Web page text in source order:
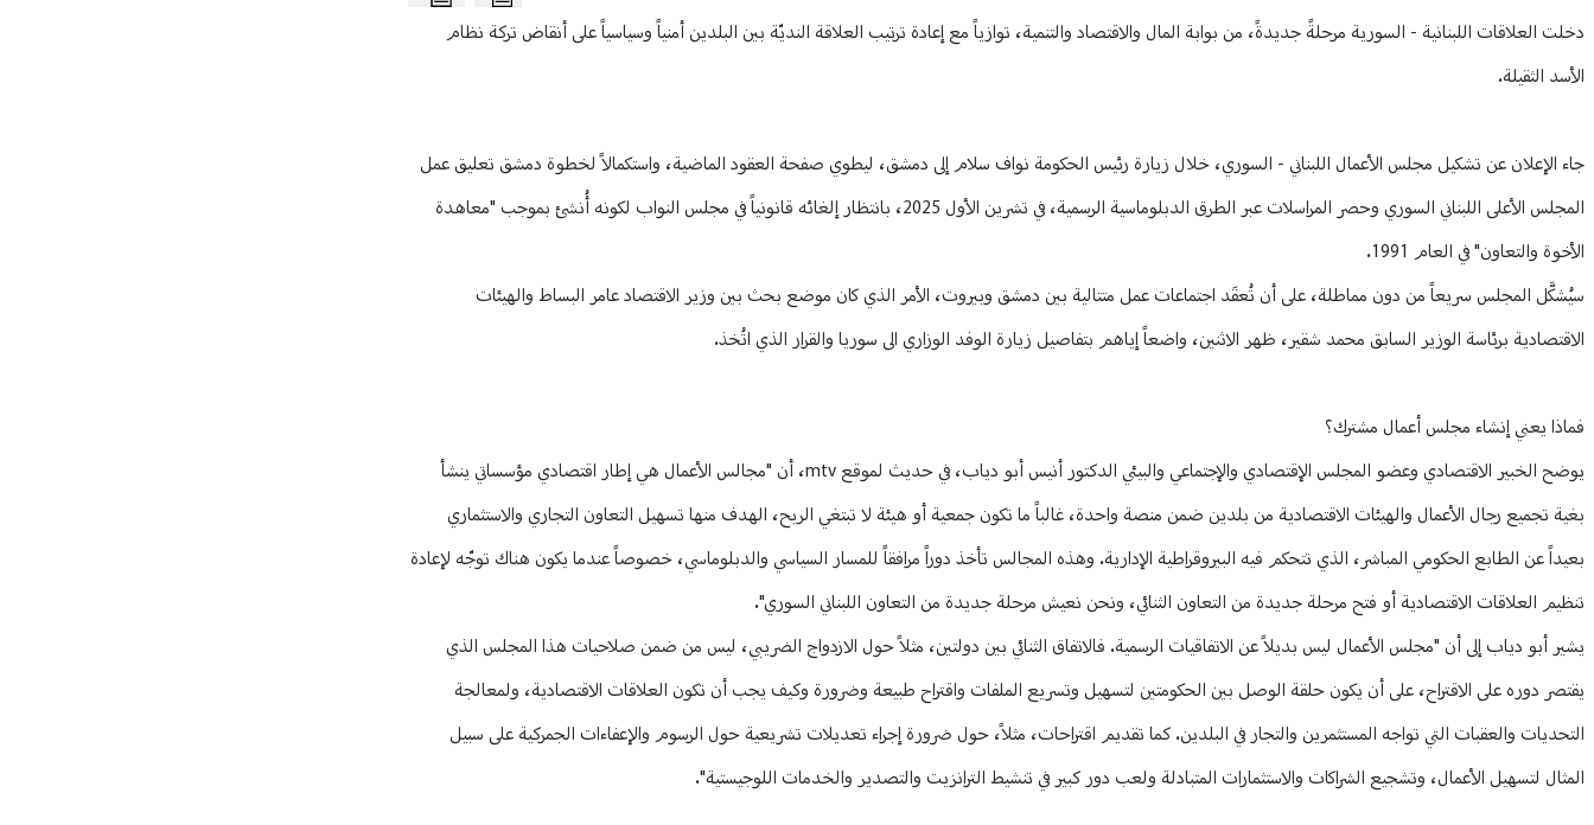
Article Content
دخلت العلاقات اللبنانية - السورية مرحلةً جديدةً، من بوابة المال والاقتصاد والتنمية، توازياً مع إعادة ترتيب العلاقة النديّة بين البلدين أمنياً وسياسياً على أنقاض تركة نظام
الأسد الثقيلة.
جاء الإعلان عن تشكيل مجلس الأعمال اللبناني - السوري، خلال زيارة رئيس الحكومة نواف سلام إلى دمشق، ليطوي صفحة العقود الماضية، واستكمالاً لخطوة دمشق تعليق عمل
المجلس الأعلى اللبناني السوري وحصر المراسلات عبر الطرق الدبلوماسية الرسمية، في تشرين الأول 2025، بانتظار إلغائه قانونياً في مجلس النواب لكونه أُنشئ بموجب "معاهدة
الأخوة والتعاون" في العام 1991.
سيُشكَّل المجلس سريعاً من دون مماطلة، على أن تُعقَد اجتماعات عمل متتالية بين دمشق وبيروت، الأمر الذي كان موضع بحث بين وزير الاقتصاد عامر البساط والهيئات
الاقتصادية برئاسة الوزير السابق محمد شقير، ظهر الاثنين، واضعاً إياهم بتفاصيل زيارة الوفد الوزاري الى سوريا والقرار الذي اتُخذ.
فماذا يعني إنشاء مجلس أعمال مشترك؟
يوضح الخبير الاقتصادي وعضو المجلس الإقتصادي والإجتماعي والبيئي الدكتور أنيس أبو دياب، في حديث لموقع mtv، أن "مجالس الأعمال هي إطار اقتصادي مؤسساتي ينشأ
بغية تجميع رجال الأعمال والهيئات الاقتصادية من بلدين ضمن منصة واحدة، غالباً ما تكون جمعية أو هيئة لا تبتغي الربح، الهدف منها تسهيل التعاون التجاري والاستثماري
بعيداً عن الطابع الحكومي المباشر، الذي تتحكم فيه البيروقراطية الإدارية. وهذه المجالس تأخذ دوراً مرافقاً للمسار السياسي والدبلوماسي، خصوصاً عندما يكون هناك توجّه لإعادة
تنظيم العلاقات الاقتصادية أو فتح مرحلة جديدة من التعاون الثنائي، ونحن نعيش مرحلة جديدة من التعاون اللبناني السوري".
يشير أبو دياب إلى أن "مجلس الأعمال ليس بديلاً عن الاتفاقيات الرسمية. فالاتفاق الثنائي بين دولتين، مثلاً حول الازدواج الضريبي، ليس من ضمن صلاحيات هذا المجلس الذي
يقتصر دوره على الاقتراح، على أن يكون حلقة الوصل بين الحكومتين لتسهيل وتسريع الملفات واقتراح طبيعة وضرورة وكيف يجب أن تكون العلاقات الاقتصادية، ولمعالجة
التحديات والعقبات التي تواجه المستثمرين والتجار في البلدين. كما تقديم اقتراحات، مثلاً، حول ضرورة إجراء تعديلات تشريعية حول الرسوم والإعفاءات الجمركية على سبيل
المثال لتسهيل الأعمال، وتشجيع الشراكات والاستثمارات المتبادلة ولعب دور كبير في تنشيط الترانزيت والتصدير والخدمات اللوجيستية".